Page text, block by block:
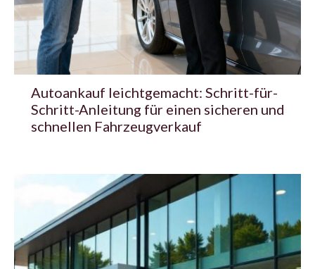
Autoankauf leichtgemacht: Schritt-für-
Schritt-Anleitung für einen sicheren und
schnellen Fahrzeugverkauf